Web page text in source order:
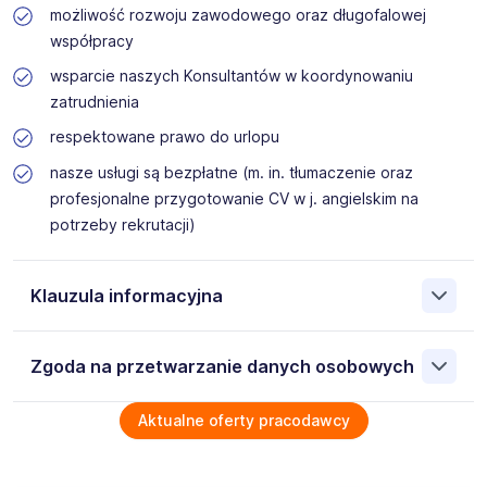
możliwość rozwoju zawodowego oraz długofalowej
współpracy
wsparcie naszych Konsultantów w koordynowaniu
zatrudnienia
respektowane prawo do urlopu
nasze usługi są bezpłatne (m. in. tłumaczenie oraz
profesjonalne przygotowanie CV w j. angielskim na
potrzeby rekrutacji)
Klauzula informacyjna
2016/679 (dalej: „Rozporządzenie”), wyrażam zgodę na
rekrutacji na stanowisko, na które aplikuję lub stanowisko
wymagające podobnych kwalifikacji. Moja zgoda obejmuje
Zgoda na przetwarzanie danych osobowych
Wyrażam zgodę na przetwarzanie moich danych
osobowych przez SILVERHAND Dominik Matczak 61-868
Aktualne oferty pracodawcy